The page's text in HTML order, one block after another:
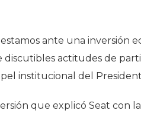
ante una inversión
actitudes de
institucional del
que explicó Seat con